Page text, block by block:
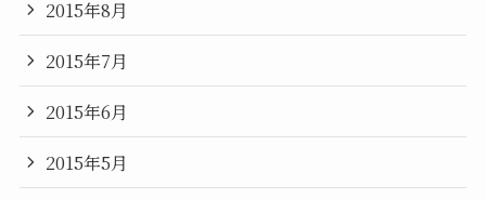
2015年8月
2015年7月
2015年6月
2015年5月